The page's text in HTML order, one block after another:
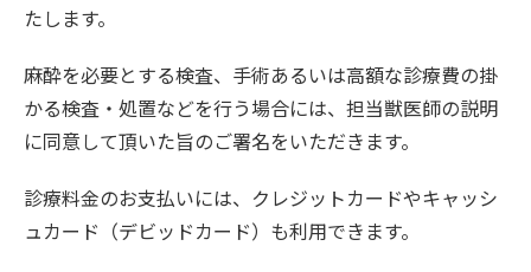
たします。
麻酔を必要とする検査、手術あるいは高額な診療費の掛
かる検査・処置などを行う場合には、担当獣医師の説明
に同意して頂いた旨のご署名をいただきます。
診療料金のお支払いには、クレジットカードやキャッシ
ュカード（デビッドカード）も利用できます。